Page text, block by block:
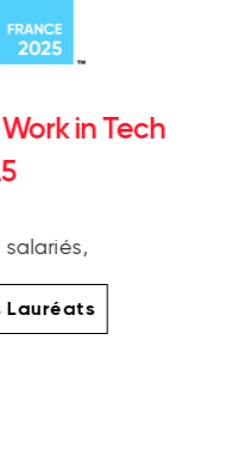
in Tech
salariés,
Lauréats